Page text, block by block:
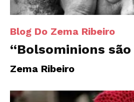
Blog Do Zema Ribeiro
“Bolsominions
Zema Ribeiro